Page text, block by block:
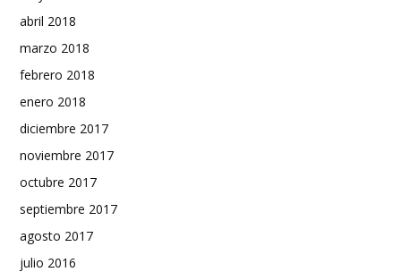
abril 2018
marzo 2018
febrero 2018
enero 2018
diciembre 2017
noviembre 2017
octubre 2017
septiembre 2017
agosto 2017
julio 2016